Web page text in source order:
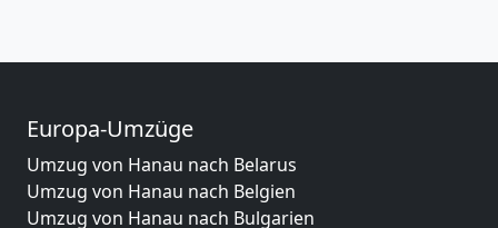
Europa-Umzüge
Umzug von Hanau nach Belarus
Umzug von Hanau nach Belgien
Umzug von Hanau nach Bulgarien